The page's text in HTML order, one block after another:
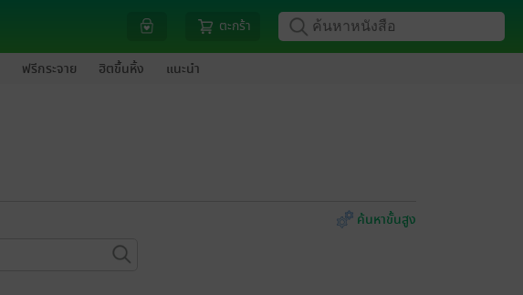
ตะกร้า
ฟรีกระจาย ฮิตขึ้นหิ้ง แนะนำ
ค้นหาขั้นสูง